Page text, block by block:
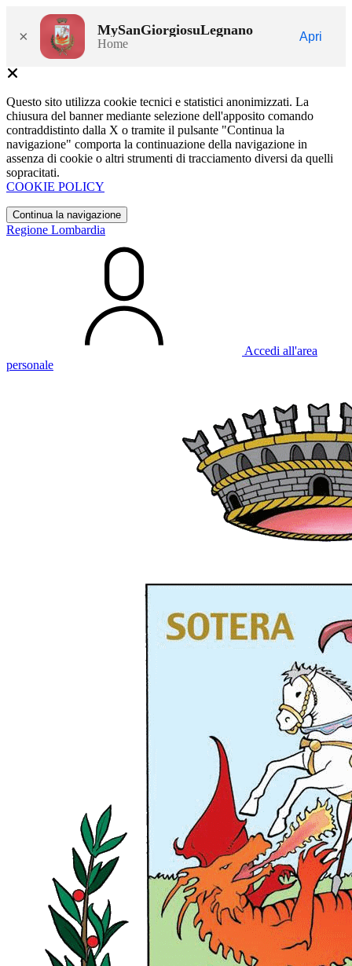
× MySanGiorgiosuLegnano
Home
Apri
Questo sito utilizza cookie tecnici e statistici anonimizzati. La
chiusura del banner mediante selezione dell'apposito comando
contraddistinto dalla X o tramite il pulsante "Continua la
navigazione" comporta la continuazione della navigazione in
assenza di cookie o altri strumenti di tracciamento diversi da quelli
sopracitati.
COOKIE POLICY
Continua la navigazione
Regione Lombardia
Accedi all'area
personale